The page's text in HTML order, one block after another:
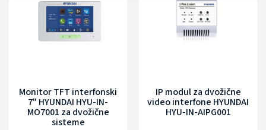
Monitor TFT interfonski
7" HYUNDAI HYU-IN-
MO7001 za dvožične
sisteme
IP modul za dvožične
video interfone HYUNDAI
HYU-IN-AIPG001